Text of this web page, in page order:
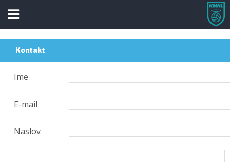
Kontakt
Ime
E-mail
Naslov